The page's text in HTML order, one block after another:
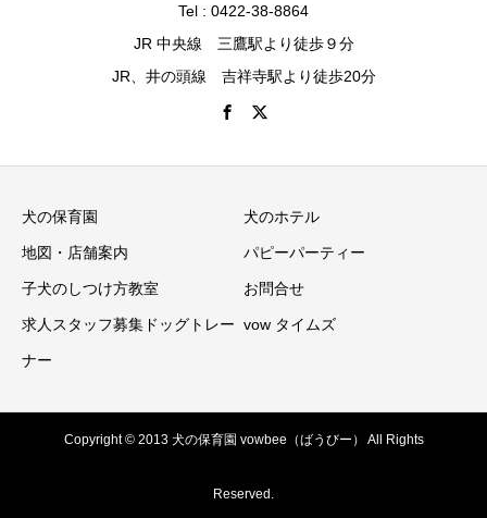
Tel : 0422-38-8864
JR 中央線 三鷹駅より徒歩９分
JR、井の頭線 吉祥寺駅より徒歩20分
犬の保育園 犬のホテル
地図・店舗案内 パピーパーティー
子犬のしつけ方教室 お問合せ
求人スタッフ募集ドッグトレー
ナー
vow タイムズ
Copyright © 2013 犬の保育園 vowbee（ばうびー） All Rights
Reserved.